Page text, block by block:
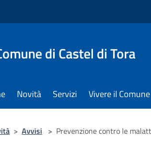
di Castel di Tora
Novità Servizi Vivere il Comune
> Avvisi > Prevenzione contro le